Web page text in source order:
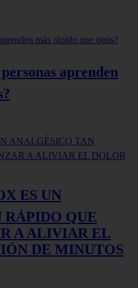
aprenden
ES UN
RÁPIDO QUE
A ALIVIAR EL
DE MINUTOS